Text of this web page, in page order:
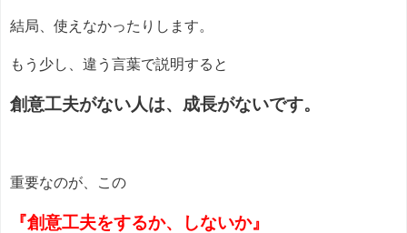
結局、使えなかったりします。
もう少し、違う言葉で説明すると
創意工夫がない人は、成長がないです。
重要なのが、この
『創意工夫をするか、しないか』